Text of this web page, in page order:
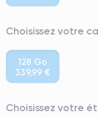
Choisissez votre
128 Go
339,99 €
Choisissez votre